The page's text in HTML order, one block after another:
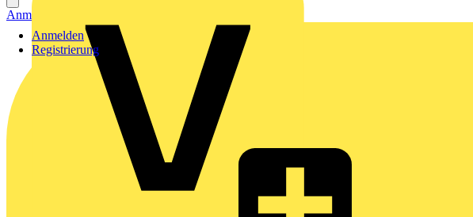
Anmelden
Registrierung
Anmelden